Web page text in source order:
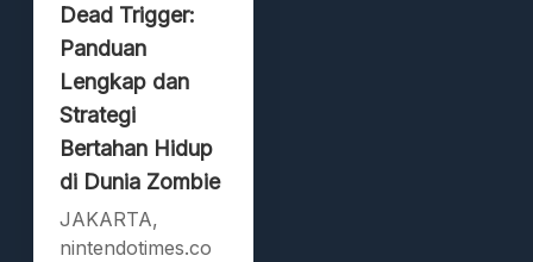
Dead Trigger:
Panduan
Lengkap dan
Strategi
Bertahan Hidup
di Dunia Zombie
JAKARTA,
nintendotimes.co